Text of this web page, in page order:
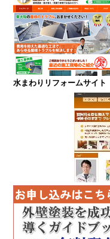
水まわりリフォームサイト